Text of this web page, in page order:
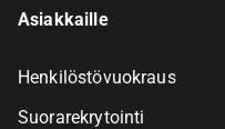
Asiakkaille
Henkilöstövuokraus
Suorarekrytointi